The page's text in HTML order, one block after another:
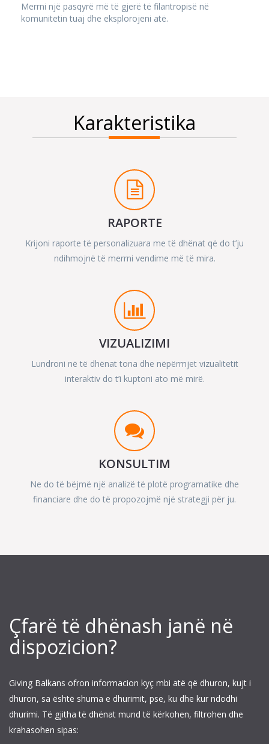
Merrni një pasqyrë më të gjerë të filantropisë në
komunitetin tuaj dhe eksplorojeni atë.
Karakteristika
RAPORTE
Krijoni raporte të personalizuara me të dhënat që do t’ju
ndihmojnë të merrni vendime më të mira.
VIZUALIZIMI
Lundroni në të dhënat tona dhe nëpërmjet vizualitetit
interaktiv do t’i kuptoni ato më mirë.
KONSULTIM
Ne do të bëjmë një analizë të plotë programatike dhe
financiare dhe do të propozojmë një strategji për ju.
Çfarë të dhënash janë në
dispozicion?
Giving Balkans ofron informacion kyç mbi atë që dhuron, kujt i
dhuron, sa është shuma e dhurimit, pse, ku dhe kur ndodhi
dhurimi. Të gjitha të dhënat mund të kërkohen, filtrohen dhe
krahasohen sipas: